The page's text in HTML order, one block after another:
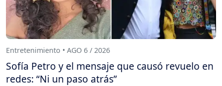
Entretenimiento • AGO 6 / 2026
Sofía Petro y el mensaje que causó revuelo en
redes: “Ni un paso atrás”